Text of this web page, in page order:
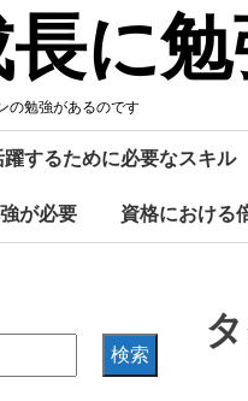
長に
の勉強があるのです
するために必要なスキル
が必要 資格における